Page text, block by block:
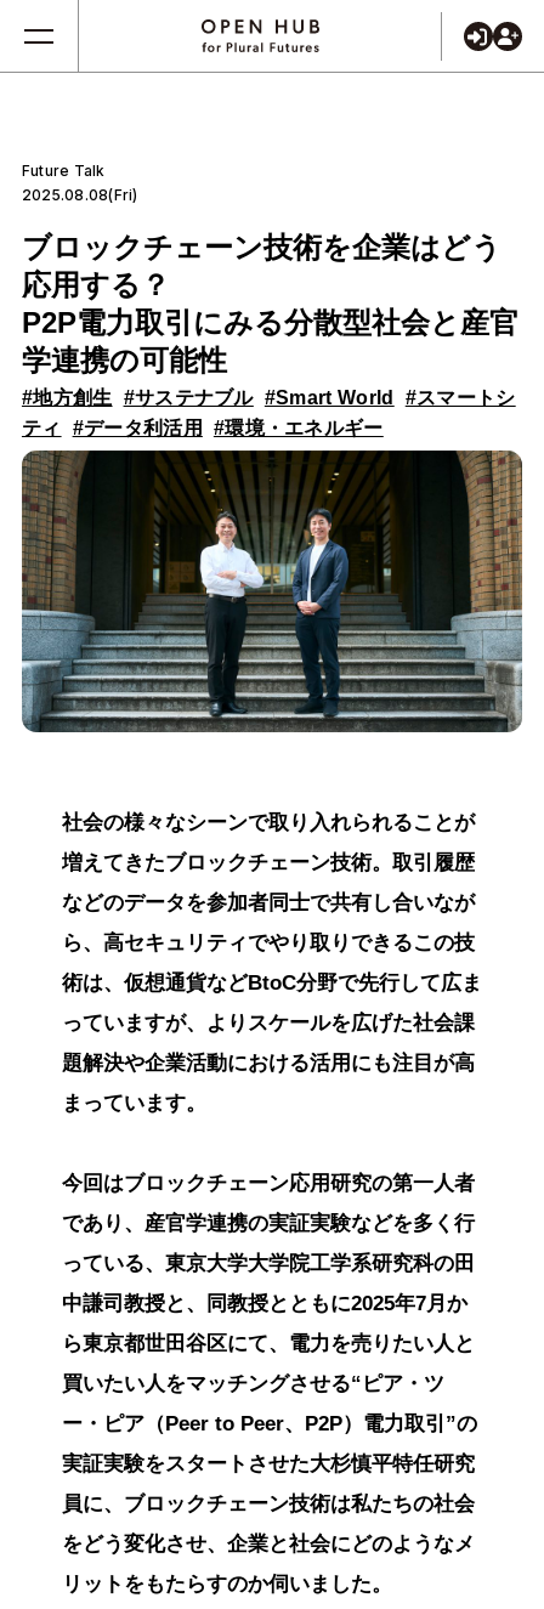
Future Talk
2025.08.08(Fri)
ブロックチェーン技術を企業はどう
応用する？
P2P電力取引にみる分散型社会と産官
学連携の可能性
#地方創生 #サステナブル #Smart World
#スマートシ
ティ
#データ利活用 #環境・エネルギー
社会の様々なシーンで取り入れられることが
増えてきたブロックチェーン技術。取引履歴
などのデータを参加者同士で共有し合いなが
ら、高セキュリティでやり取りできるこの技
術は、仮想通貨などBtoC分野で先行して広ま
っていますが、よりスケールを広げた社会課
題解決や企業活動における活用にも注目が高
まっています。
今回はブロックチェーン応用研究の第一人者
であり、産官学連携の実証実験などを多く行
っている、東京大学大学院工学系研究科の田
中謙司教授と、同教授とともに2025年7月か
ら東京都世田谷区にて、電力を売りたい人と
買いたい人をマッチングさせる“ピア・ツ
ー・ピア（Peer to Peer、P2P）電力取引”の
実証実験をスタートさせた大杉慎平特任研究
員に、ブロックチェーン技術は私たちの社会
をどう変化させ、企業と社会にどのようなメ
リットをもたらすのか伺いました。